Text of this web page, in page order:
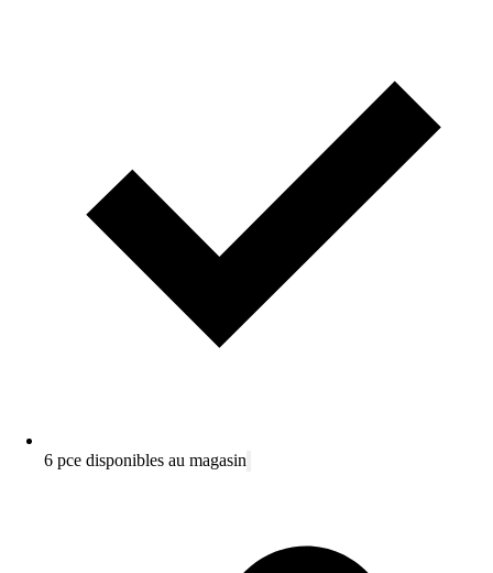
6 pce disponibles au magasin